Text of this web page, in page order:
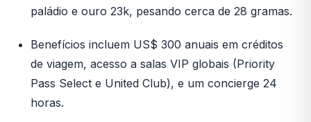
paládio e ouro 23k, pesando cerca de 28 gramas.
Benefícios incluem US$ 300 anuais em créditos
de viagem, acesso a salas VIP globais (Priority
Pass Select e United Club), e um concierge 24
horas.